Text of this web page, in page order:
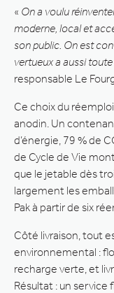
« On a voulu
moderne, local et
son public. On est
vertueux a aussi
responsable Le
Ce choix du
anodin. Un
d’énergie, 79 % de
de Cycle de Vie
que le jetable dès
largement les
Pak à partir de six
Côté livraison, tout
environnemental :
recharge verte, et
Résultat : un service